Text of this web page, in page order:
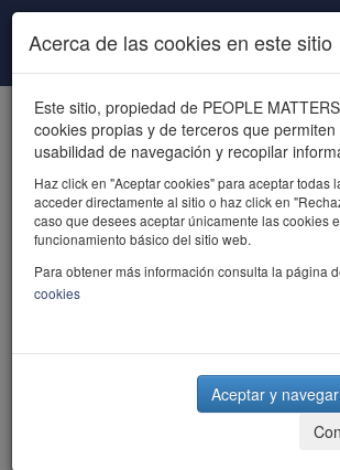
Pasar al contenido principal
powered by talent
Acerca de las cookies en este sitio
Este sitio, propiedad de PEOPLE
cookies propias y de terceros que
usabilidad de navegación y recopilar
Haz click en "Aceptar cookies" para aceptar todas
acceder directamente al sitio o haz click en
caso que desees aceptar únicamente las cookies
funcionamiento básico del sitio web.
Para obtener más información consulta la página
cookies
Aceptar y navegar